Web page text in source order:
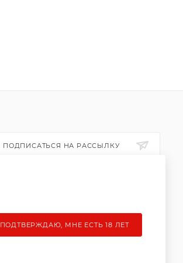
ПОДПИСАТЬСЯ НА РАССЫЛКУ
ПОДТВЕРЖДАЮ, МНЕ ЕСТЬ 18 ЛЕТ